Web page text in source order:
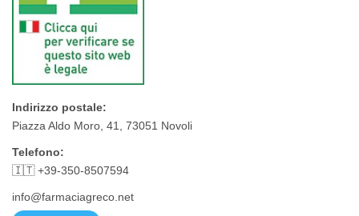
Indirizzo postale:
Piazza Aldo Moro, 41, 73051 Novoli
Telefono:
🇮🇹 +39-350-8507594
info@farmaciagreco.net